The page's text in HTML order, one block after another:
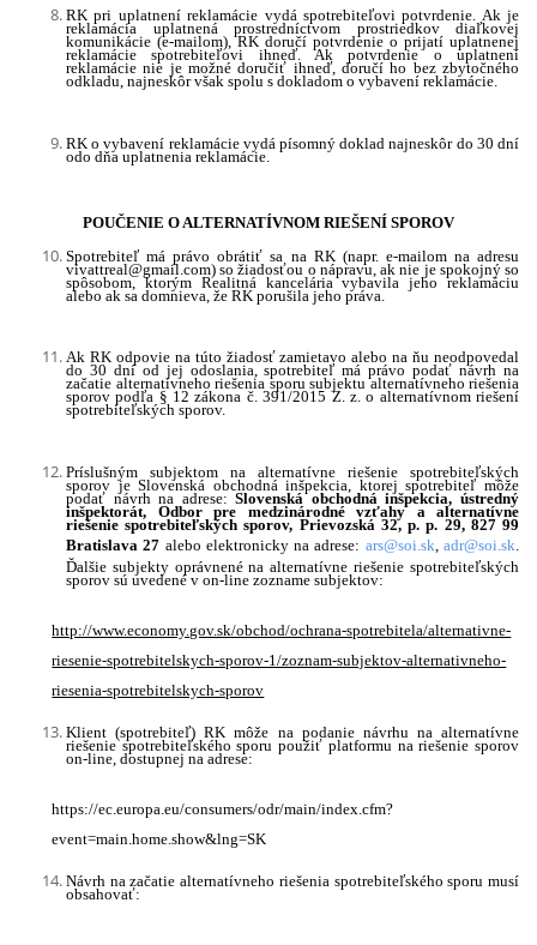
RK pri uplatnení reklamácie vydá spotrebiteľovi potvrdenie. Ak je
reklamácia uplatnená prostredníctvom prostriedkov diaľkovej
komunikácie (e-mailom), RK doručí potvrdenie o prijatí uplatnenej
reklamácie spotrebiteľovi ihneď. Ak potvrdenie o uplatnení
reklamácie nie je možné doručiť ihneď, doručí ho bez zbytočného
odkladu, najneskôr však spolu s dokladom o vybavení reklamácie.
RK o vybavení reklamácie vydá písomný doklad najneskôr do 30 dní
odo dňa uplatnenia reklamácie.
POUČENIE O ALTERNATÍVNOM RIEŠENÍ SPOROV
Spotrebiteľ má právo obrátiť sa na RK (napr. e-mailom na adresu
vivattreal@gmail.com) so žiadosťou o nápravu, ak nie je spokojný so
spôsobom, ktorým Realitná kancelária vybavila jeho reklamáciu
alebo ak sa domnieva, že RK porušila jeho práva.
Ak RK odpovie na túto žiadosť zamietavo alebo na ňu neodpovedal
do 30 dní od jej odoslania, spotrebiteľ má právo podať návrh na
začatie alternatívneho riešenia sporu subjektu alternatívneho riešenia
sporov podľa § 12 zákona č. 391/2015 Z. z. o alternatívnom riešení
spotrebiteľských sporov.
Príslušným subjektom na alternatívne riešenie spotrebiteľských
sporov je Slovenská obchodná inšpekcia, ktorej spotrebiteľ môže
podať návrh na adrese:Slovenská obchodná inšpekcia, ústredný
inšpektorát, Odbor pre medzinárodné vzťahy a alternatívne
riešenie spotrebiteľských sporov, Prievozská 32, p. p. 29, 827 99
Bratislava 27 alebo elektronicky na adrese: ars@soi.sk,adr@soi.sk.
Ďalšie subjekty oprávnené na alternatívne riešenie spotrebiteľských
sporov sú uvedené v on-line zozname subjektov:
http://www.economy.gov.sk/obchod/ochrana-spotrebitela/alternativne-
riesenie-spotrebitelskych-sporov-1/zoznam-subjektov-alternativneho-
riesenia-spotrebitelskych-sporov
Klient (spotrebiteľ) RK môže na podanie návrhu na alternatívne
riešenie spotrebiteľského sporu použiť platformu na riešenie sporov
on-line, dostupnej na adrese:
https://ec.europa.eu/consumers/odr/main/index.cfm?
event=main.home.show&lng=SK
Návrh na začatie alternatívneho riešenia spotrebiteľského sporu musí
obsahovať: